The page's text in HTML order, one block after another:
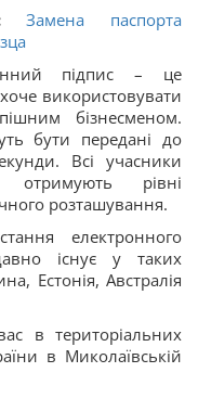
Замена паспорта
підпис – це
використовувати
бізнесменом.
бути передані до
Всі учасники
отримують рівні
розташування.
електронного
існує у таких
Естонія, Австралія
в територіальних
в Миколаївській